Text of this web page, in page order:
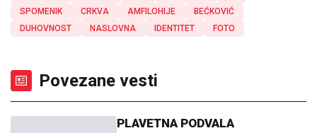
SPOMENIK CRKVA AMFILOHIJE
BEĆKOVIĆ
DUHOVNOST
NASLOVNA IDENTITET FOTO
Povezane vesti
PLAVETNA PODVALA